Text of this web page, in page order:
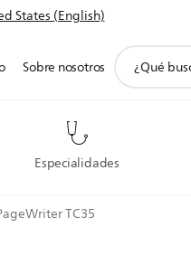
States (English)
Especialidades
Sobre nosotros
TC35